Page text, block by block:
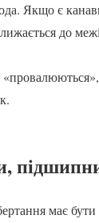
Якщо є
до
має